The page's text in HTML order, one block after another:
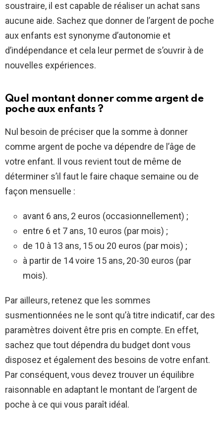
soustraire, il est capable de réaliser un achat sans
aucune aide. Sachez que donner de l’argent de poche
aux enfants est synonyme d’autonomie et
d’indépendance et cela leur permet de s’ouvrir à de
nouvelles expériences.
Quel montant donner comme argent de
poche aux enfants ?
Nul besoin de préciser que la somme à donner
comme argent de poche va dépendre de l’âge de
votre enfant. Il vous revient tout de même de
déterminer s’il faut le faire chaque semaine ou de
façon mensuelle :
avant 6 ans, 2 euros (occasionnellement) ;
entre 6 et 7 ans, 10 euros (par mois) ;
de 10 à 13 ans, 15 ou 20 euros (par mois) ;
à partir de 14 voire 15 ans, 20-30 euros (par
mois).
Par ailleurs, retenez que les sommes
susmentionnées ne le sont qu’à titre indicatif, car des
paramètres doivent être pris en compte. En effet,
sachez que tout dépendra du budget dont vous
disposez et également des besoins de votre enfant.
Par conséquent, vous devez trouver un équilibre
raisonnable en adaptant le montant de l’argent de
poche à ce qui vous paraît idéal.